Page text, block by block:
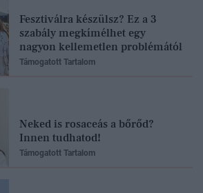
Fesztiválra készülsz? Ez a 3
szabály megkímélhet egy
nagyon kellemetlen problémától
Támogatott Tartalom
Neked is rosaceás a bőrőd?
Innen tudhatod!
Támogatott Tartalom